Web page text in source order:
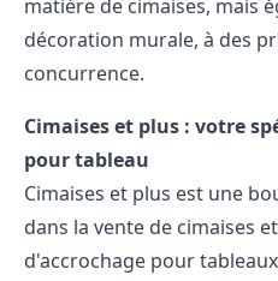
matière de cimaises, mais
décoration murale, à des
concurrence.
Cimaises et plus : votre
pour tableau
Cimaises et plus est une
dans la vente de cimaises
d'accrochage pour